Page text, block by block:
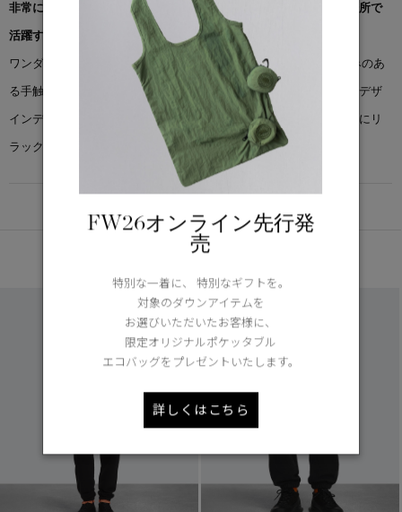
非常に柔らかい肌触りと、すっきりとしたシルエット。あらゆる場所で
活躍するデザインです。
ワンダー クルーは、オーガニックコットンテリーを使用して、重みのあ
る手触りと滑らかな表面を実現。時間が経過しても形状を保持するデザ
インディテール、ツインステッチを全体に使用しています。意図的にリ
ラックスフィットにしました。
あなたへのおすすめ
FW26オンライン先行発
売
特別な一着に、 特別なギフトを。
対象のダウンアイテムを
お選びいただいたお客様に、
限定オリジナルポケッタブル
エコバッグをプレゼントいたします。
詳しくはこちら